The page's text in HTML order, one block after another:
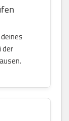
der